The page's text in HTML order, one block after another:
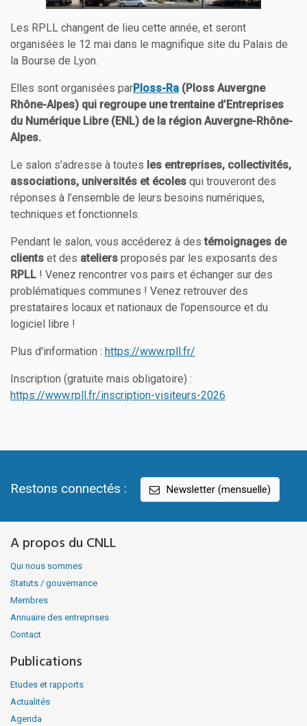
Les RPLL changent de lieu cette année, et seront
organisées le 12 mai dans le magnifique site du Palais de
la Bourse de Lyon.
Elles sont organisées parPloss-Ra (Ploss Auvergne
Rhône-Alpes) qui regroupe une trentaine d’Entreprises
du Numérique Libre (ENL) de la région Auvergne-Rhône-
Alpes.
Le salon s’adresse à toutes les entreprises, collectivités,
associations, universités et écoles qui trouveront des
réponses à l’ensemble de leurs besoins numériques,
techniques et fonctionnels.
Pendant le salon, vous accéderez à destémoignages de
clients et des ateliers proposés par les exposants des
RPLL ! Venez rencontrer vos pairs et échanger sur des
problématiques communes ! Venez retrouver des
prestataires locaux et nationaux de l’opensource et du
logiciel libre !
Plus d'information : https://www.rpll.fr/
Inscription (gratuite mais obligatoire) :
https://www.rpll.fr/inscription-visiteurs-2026
Restons connectés : Newsletter (mensuelle)
A propos du CNLL
Qui nous sommes
Statuts / gouvernance
Membres
Annuaire des entreprises
Contact
Publications
Etudes et rapports
Actualités
Agenda